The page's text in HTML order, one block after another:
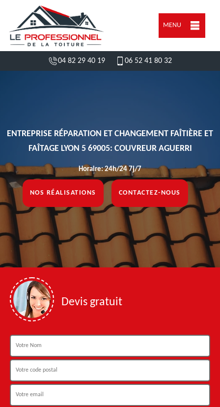
MENU
04 82 29 40 19 06 52 41 80 32
ENTREPRISE RÉPARATION ET CHANGEMENT FAÎTIÈRE ET
FAÎTAGE LYON 5 69005: COUVREUR AGUERRI
Horaire: 24h/24 7j/7
NOS RÉALISATIONS CONTACTEZ-NOUS
Devis gratuit